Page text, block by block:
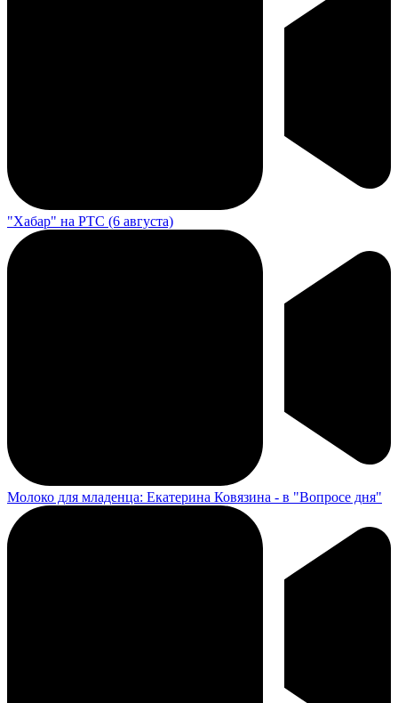
"Хабар" на РТС (6 августа)
Молоко для младенца: Екатерина Ковязина - в "Вопросе дня"